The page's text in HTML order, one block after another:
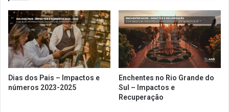
Dias dos Pais – Impactos e
números 2023-2025
Enchentes no Rio Grande do
Sul – Impactos e
Recuperação